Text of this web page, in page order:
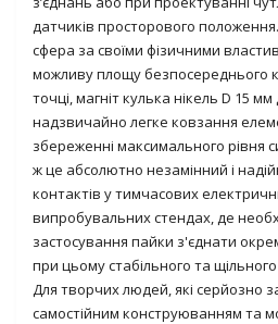
датчиків просторового
сфера за своїми фізичними
можливу площу безпосереднього
точці, магніт кулька нікель D 15
надзвичайно легке ковзання
збереженні максимального рівня
ж це абсолютно незамінний і
контактів у тимчасових
випробувальних стендах, де
застосування пайки з'єднати
при цьому стабільного та
Для творчих людей, які серйозно
самостійним конструюванням та